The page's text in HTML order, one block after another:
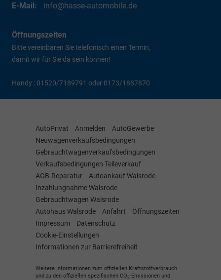
E-Mail:
info@hasse-automobile.de
Öffnungszeiten
Bitte vereinbaren Sie telefonisch einen Termin,
damit wir für Sie da sein können!
Handy : 01520/7189791 oder 0173/1887870
AutoPrivat Anmelden
AutoGewerbe
Neuwagenverkaufsbedingungen
Gebrauchtwagenverkaufsbedingungen
Verkaufsbedingungen Teileverkauf
AGB-Reparatur
Autoankauf Walsrode
Inzahlungnahme Walsrode
Gebrauchtwagen Walsrode
Autohaus Walsrode
Anfahrt
Öffnungszeiten
Impressum
Datenschutz
Cookie-Einstellungen
Informationen zur Barrierefreiheit
Weitere Informationen zum offiziellen Kraftstoffverbrauch
und zu den offiziellen spezifischen CO2-Emissionen und